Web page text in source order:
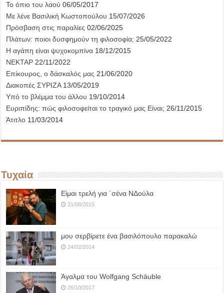
Το όπιο του λαού 06/05/2017
Με λένε Βασιλική Κωστοπούλου 15/07/2026
Πρόσβαση στις παραλίες 02/06/2025
Πλάτων: ποιοι δυσφημούν τη φιλοσοφία; 25/05/2022
Η αγάπη είναι ψυχοκομπίνα 18/12/2015
ΝΕΚΤΑΡ 22/11/2022
Επίκουρος, ο δάσκαλός μας 21/06/2020
Διακοπές ΣΥΡΙΖΑ13/05/2019
Υπό το βλέμμα του άλλου 19/10/2014
Ευριπίδης: πώς φιλοσοφείται το τραγικό μας Είναι; 26/11/2015
Άτιτλο 11/03/2014
Τυχαία
Είμαι τρελή για ΄σένα ΝΔούλα
31/08/2015
μου σερβίρετε ένα βασιλόπουλο παρακαλώ
24/02/2014
Άγαλμα του Wolfgang Schäuble
26/10/2017